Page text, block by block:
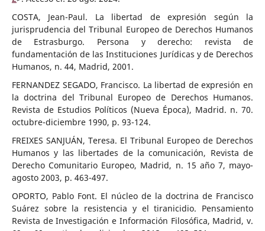
COSTA, Jean-Paul. La libertad de expresión según la
jurisprudencia del Tribunal Europeo de Derechos Humanos
de Estrasburgo. Persona y derecho: revista de
fundamentación de las Instituciones Jurídicas y de Derechos
Humanos, n. 44, Madrid, 2001.
FERNANDEZ SEGADO, Francisco. La libertad de expresión en
la doctrina del Tribunal Europeo de Derechos Humanos.
Revista de Estudios Políticos (Nueva Época), Madrid. n. 70.
octubre-diciembre 1990, p. 93-124.
FREIXES SANJUÁN, Teresa. El Tribunal Europeo de Derechos
Humanos y las libertades de la comunicación, Revista de
Derecho Comunitario Europeo, Madrid, n. 15 año 7, mayo-
agosto 2003, p. 463-497.
OPORTO, Pablo Font. El núcleo de la doctrina de Francisco
Suárez sobre la resistencia y el tiranicidio. Pensamiento
Revista de Investigación e Información Filosófica, Madrid, v.